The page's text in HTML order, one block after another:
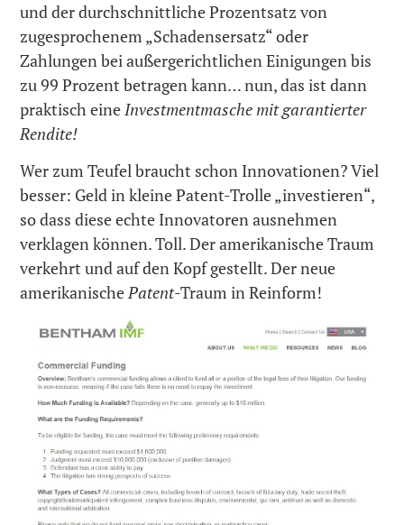
und der durchschnittliche Prozentsatz von
zugesprochenem „Schadensersatz“ oder
Zahlungen bei außergerichtlichen Einigungen bis
zu 99 Prozent betragen kann… nun, das ist dann
praktisch eineInvestmentmasche mit garantierter
Rendite!
Wer zum Teufel braucht schon Innovationen? Viel
besser: Geld in kleine Patent-Trolle „investieren“,
so dass diese echte Innovatoren ausnehmen
verklagen können. Toll. Der amerikanische Traum
verkehrt und auf den Kopf gestellt. Der neue
amerikanische Patent-Traum in Reinform!